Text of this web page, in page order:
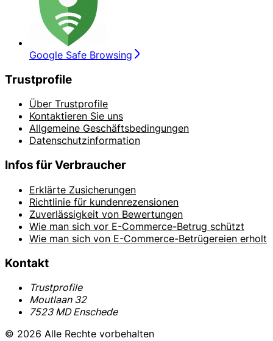
Google Safe Browsing
Trustprofile
Über Trustprofile
Kontaktieren Sie uns
Allgemeine Geschäftsbedingungen
Datenschutzinformation
Infos für Verbraucher
Erklärte Zusicherungen
Richtlinie für kundenrezensionen
Zuverlässigkeit von Bewertungen
Wie man sich vor E-Commerce-Betrug schützt
Wie man sich von E-Commerce-Betrügereien erholt
Kontakt
Trustprofile
Moutlaan 32
7523 MD Enschede
© 2026 Alle Rechte vorbehalten